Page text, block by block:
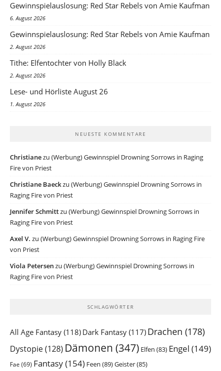
Gewinnspielauslosung: Red Star Rebels von Amie Kaufman
6. August 2026
Gewinnspielauslosung: Red Star Rebels von Amie Kaufman
2. August 2026
Tithe: Elfentochter von Holly Black
2. August 2026
Lese- und Hörliste August 26
1. August 2026
NEUESTE KOMMENTARE
Christianezu (Werbung) Gewinnspiel Drowning Sorrows in Raging
Fire von Priest
Christiane Baeckzu (Werbung) Gewinnspiel Drowning Sorrows in
Raging Fire von Priest
Jennifer Schmittzu (Werbung) Gewinnspiel Drowning Sorrows in
Raging Fire von Priest
Axel V. zu (Werbung) Gewinnspiel Drowning Sorrows in Raging Fire
von Priest
Viola Petersenzu (Werbung) Gewinnspiel Drowning Sorrows in
Raging Fire von Priest
SCHLAGWÖRTER
All Age Fantasy (118) Dark Fantasy (117) Drachen (178)
Dystopie(128) Dämonen (347) Elfen (83) Engel (149)
Fae (69) Fantasy(154) Feen (89)Geister(85)